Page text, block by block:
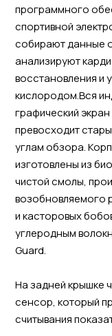
программного
спортивной
собирают данные
анализируют
восстановления и
кислородом.Вся
графический
превосходит
углам обзора.
изготовлены из
чистой смолы,
возобновляемого
и касторовых
углеродным
Guard.
На задней крышке
сенсор, который
считывания